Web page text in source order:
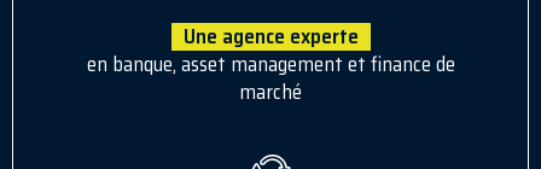
Une agence experte
en banque, asset management et finance de
marché